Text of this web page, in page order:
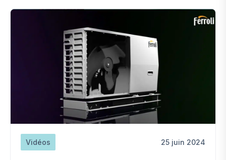
Vidéos 25 juin 2024